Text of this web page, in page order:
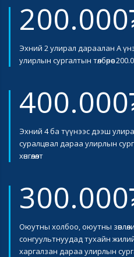
Эхний 2 улирал дараалан А
улирлын сургалтын төлбөрөөс
Эхний 4 ба түүнээс дээш
суралцвал дараа улирлын
хөнгөлөлт
Оюутны холбоо, оюутны
сонгуультнуудад тухайн
харгалзан дараа улирлын